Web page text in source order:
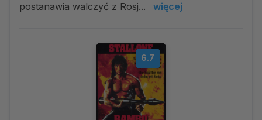
postanawia walczyć z Rosj...
więcej
6.7